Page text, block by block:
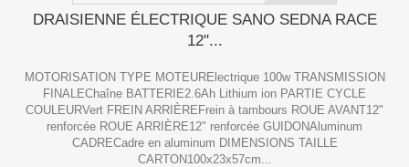
DRAISIENNE ÉLECTRIQUE SANO SEDNA RACE
12"...
MOTORISATION TYPE MOTEURElectrique 100w TRANSMISSION
FINALEChaîne BATTERIE2.6Ah Lithium ion PARTIE CYCLE
COULEURVert FREIN ARRIÈREFrein à tambours ROUE AVANT12"
renforcée ROUE ARRIÈRE12" renforcée GUIDONAluminum
CADRECadre en aluminum DIMENSIONS TAILLE
CARTON100x23x57cm...